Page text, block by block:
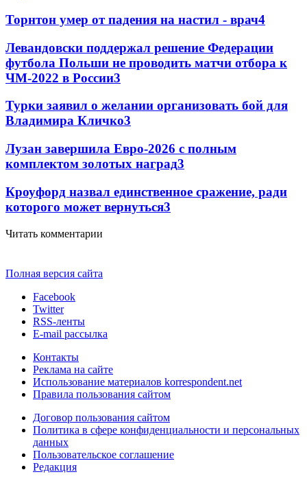
Торнтон умер от падения на настил - врач4
Левандовски поддержал решение Федерации
футбола Польши не проводить матчи отбора к
ЧМ-2022 в России3
Турки заявил о желании организовать бой для
Владимира Кличко3
Лузан завершила Евро-2026 с полным
комплектом золотых наград3
Кроуфорд назвал единственное сражение, ради
которого может вернуться3
Читать комментарии
Полная версия сайта
Facebook
Twitter
RSS-ленты
E-mail рассылка
Контакты
Реклама на сайте
Использование материалов korrespondent.net
Правила пользования сайтом
Договор пользования сайтом
Политика в сфере конфиденциальности и персональных
данных
Пользовательское соглашение
Редакция